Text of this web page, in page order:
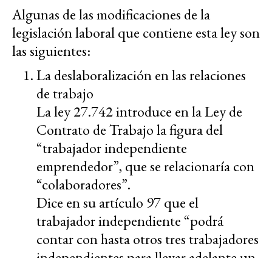
Algunas de las modificaciones de la
legislación laboral que contiene esta ley son
las siguientes:
La deslaboralización en las relaciones
de trabajo
La ley 27.742 introduce en la Ley de
Contrato de Trabajo la figura del
“trabajador independiente
emprendedor”, que se relacionaría con
“colaboradores”.
Dice en su artículo 97 que el
trabajador independiente “podrá
contar con hasta otros tres trabajadores